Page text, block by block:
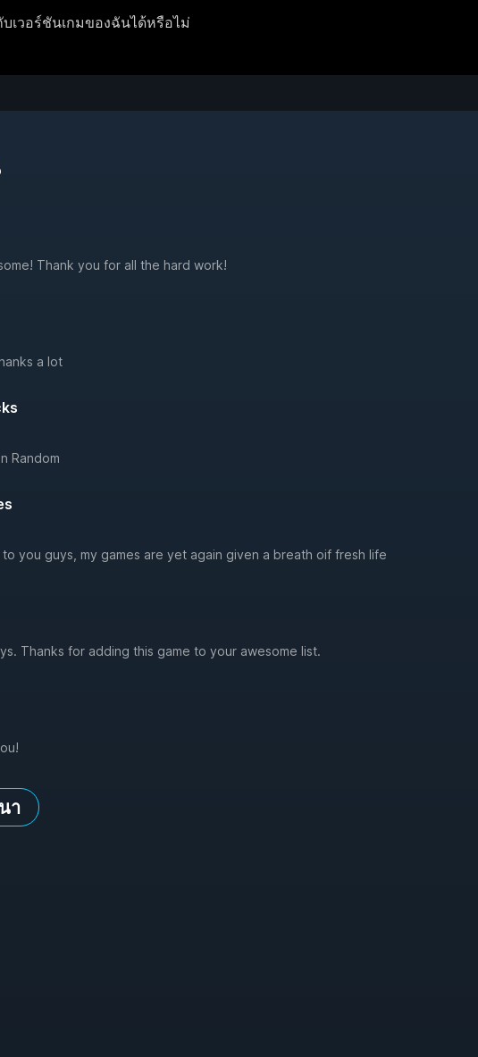
เวอร์ชันเกมของฉันได้หรือไม่
Thank you for all the hard work!
a lot
Random
to you guys, my games are yet again given a breath oif fresh life
Thanks for adding this game to your awesome list.
า